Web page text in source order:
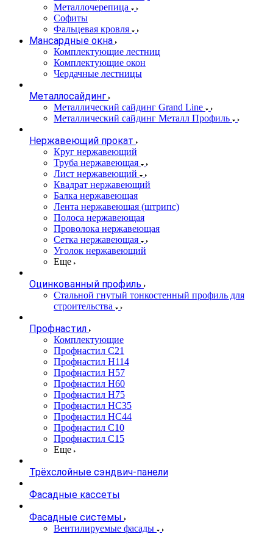
Металлочерепица
Софиты
Фальцевая кровля
Мансардные окна
Комплектующие лестниц
Комплектующие окон
Чердачные лестницы
Металлосайдинг
Металлический сайдинг Grand Line
Металлический сайдинг Металл Профиль
Нержавеющий прокат
Круг нержавеющий
Труба нержавеющая
Лист нержавеющий
Квадрат нержавеющий
Балка нержавеющая
Лента нержавеющая (штрипс)
Полоса нержавеющая
Проволока нержавеющая
Сетка нержавеющая
Уголок нержавеющий
Еще
Оцинкованный профиль
Стальной гнутый тонкостенный профиль для
строительства
Профнастил
Комплектующие
Профнастил C21
Профнастил Н114
Профнастил Н57
Профнастил Н60
Профнастил Н75
Профнастил НС35
Профнастил НС44
Профнастил С10
Профнастил С15
Еще
Трёхслойные сэндвич-панели
Фасадные кассеты
Фасадные системы
Вентилируемые фасады